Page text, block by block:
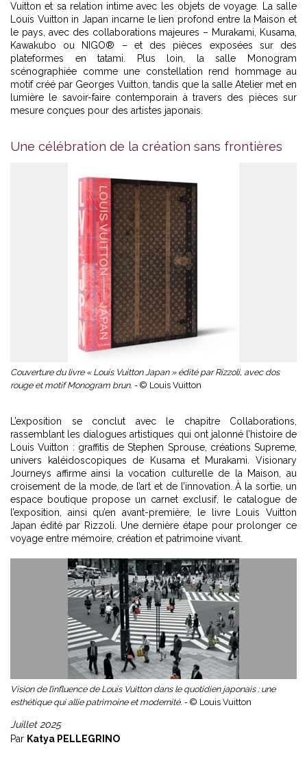
Vuitton et sa relation intime avec les objets de voyage. La salle
Louis Vuitton in Japan incarne le lien profond entre la Maison et
le pays, avec des collaborations majeures – Murakami, Kusama,
Kawakubo ou NIGO® – et des pièces exposées sur des
plateformes en tatami. Plus loin, la salle Monogram
scénographiée comme une constellation rend hommage au
motif créé par Georges Vuitton, tandis que la salle Atelier met en
lumière le savoir-faire contemporain à travers des pièces sur
mesure conçues pour des artistes japonais.
Une célébration de la création sans frontières
Couverture du livre « Louis Vuitton Japan » édité par Rizzoli, avec dos
rouge et motif Monogram brun. - © Louis Vuitton
L’exposition se conclut avec le chapitre Collaborations,
rassemblant les dialogues artistiques qui ont jalonné l’histoire de
Louis Vuitton : graffitis de Stephen Sprouse, créations Supreme,
univers kaléidoscopiques de Kusama et Murakami. Visionary
Journeys affirme ainsi la vocation culturelle de la Maison, au
croisement de la mode, de l’art et de l’innovation. À la sortie, un
espace boutique propose un carnet exclusif, le catalogue de
l’exposition, ainsi qu’en avant-première, le livre Louis Vuitton
Japan édité par Rizzoli. Une dernière étape pour prolonger ce
voyage entre mémoire, création et patrimoine vivant.
Vision de l’influence de Louis Vuitton dans le quotidien japonais : une
esthétique qui allie patrimoine et modernité. - © Louis Vuitton
Juillet 2025
Par Katya PELLEGRINO